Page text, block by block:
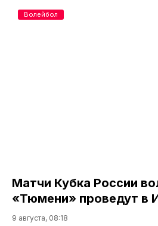
Матчи Кубка России
«Тюмени» проведут в
9 августа, 08:18
Волейбол